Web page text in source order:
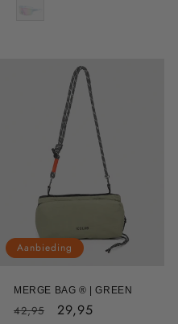
Aanbieding
MERGE BAG ® | GREEN
Normale
42,95 Aanbiedingsprijs
29,95